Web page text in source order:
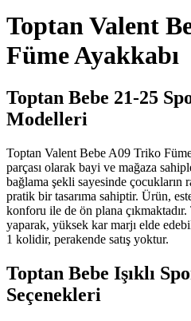
Toptan Valent
Füme Ayakkabı
Toptan Bebe 21-25
Modelleri
Toptan Valent Bebe A09 Triko
parçası olarak bayi ve mağaza
bağlama şekli sayesinde çocukların
pratik bir tasarıma sahiptir. Ürün,
konforu ile de ön plana çıkmaktadır.
yaparak, yüksek kar marjı elde
1 kolidir, perakende satış yoktur.
Toptan Bebe Işıklı
Seçenekleri